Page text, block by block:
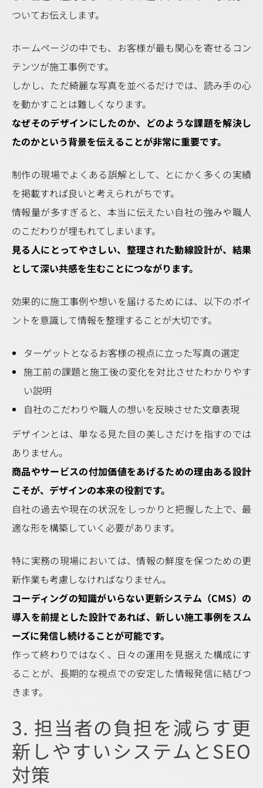
ついてお伝えします。
ホームページの中でも、お客様が最も関心を寄せるコン
テンツが施工事例です。
しかし、ただ綺麗な写真を並べるだけでは、読み手の心
を動かすことは難しくなります。
なぜそのデザインにしたのか、どのような課題を解決し
たのかという背景を伝えることが非常に重要です。
制作の現場でよくある誤解として、とにかく多くの実績
を掲載すれば良いと考えられがちです。
情報量が多すぎると、本当に伝えたい自社の強みや職人
のこだわりが埋もれてしまいます。
見る人にとってやさしい、整理された動線設計が、結果
として深い共感を生むことにつながります。
効果的に施工事例や想いを届けるためには、以下のポイ
ントを意識して情報を整理することが大切です。
ターゲットとなるお客様の視点に立った写真の選定
施工前の課題と施工後の変化を対比させたわかりやす
い説明
自社のこだわりや職人の想いを反映させた文章表現
デザインとは、単なる見た目の美しさだけを指すのでは
ありません。
商品やサービスの付加価値をあげるための理由ある設計
こそが、デザインの本来の役割です。
自社の過去や現在の状況をしっかりと把握した上で、最
適な形を構築していく必要があります。
特に実務の現場においては、情報の鮮度を保つための更
新作業も考慮しなければなりません。
コーディングの知識がいらない更新システム（CMS）の
導入を前提とした設計であれば、新しい施工事例をスム
ーズに発信し続けることが可能です。
作って終わりではなく、日々の運用を見据えた構成にす
ることが、長期的な視点での安定した情報発信に結びつ
きます。
3. 担当者の負担を減らす更
新しやすいシステムとSEO
対策